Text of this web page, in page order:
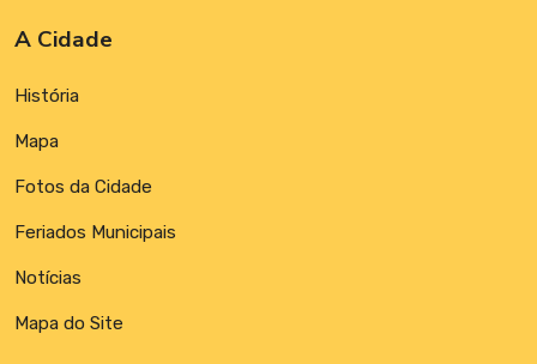
A Cidade
História
Mapa
Fotos da Cidade
Feriados Municipais
Notícias
Mapa do Site